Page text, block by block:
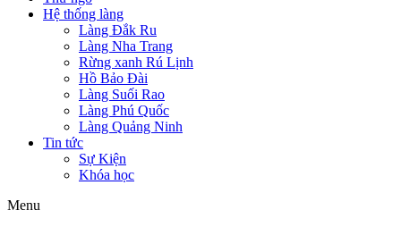
Hệ thống làng
Làng Đắk Ru
Làng Nha Trang
Rừng xanh Rú Lịnh
Hồ Bảo Đài
Làng Suối Rao
Làng Phú Quốc
Làng Quảng Ninh
Tin tức
Sự Kiện
Khóa học
Menu